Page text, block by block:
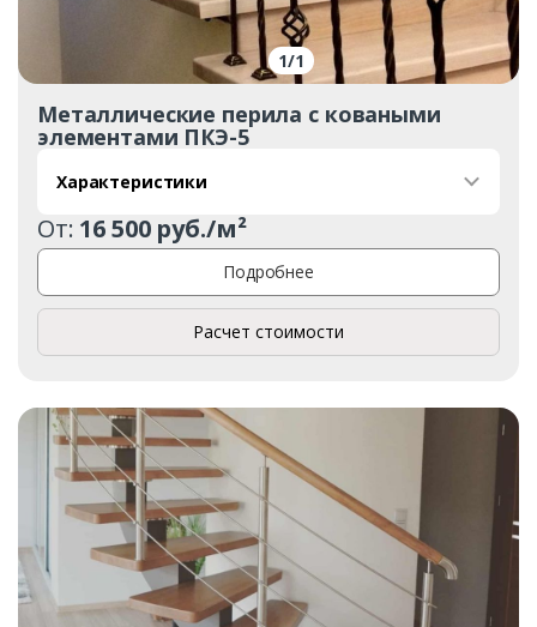
1/1
Металлические перила с коваными
элементами ПКЭ-5
Характеристики
От: 16 500 руб./м²
Подробнее
Расчет стоимости